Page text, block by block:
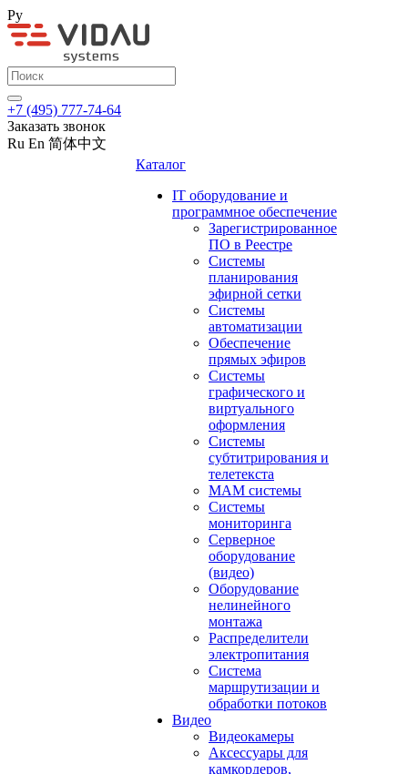
Ру
+7 (495) 777-74-64
Заказать звонок
Ru En 简体中文
Каталог
IT оборудование и
программное обеспечение
Зарегистрированное
ПО в Реестре
Системы
планирования
эфирной сетки
Системы
автоматизации
Обеспечение
прямых эфиров
Системы
графического и
виртуального
оформления
Системы
субтитрирования и
телетекста
MAM системы
Системы
мониторинга
Серверное
оборудование
(видео)
Оборудование
нелинейного
монтажа
Распределители
электропитания
Система
маршрутизации и
обработки потоков
Видео
Видеокамеры
Аксессуары для
камкордеров,